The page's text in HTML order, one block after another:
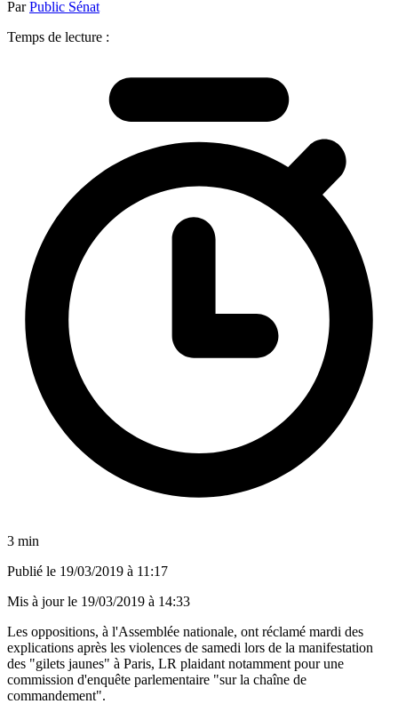
ParPublic Sénat
Temps de lecture :
3 min
Publié le 19/03/2019 à 11:17
Mis à jour le 19/03/2019 à 14:33
Les oppositions, à l'Assemblée nationale, ont réclamé mardi des
explications après les violences de samedi lors de la manifestation
des "gilets jaunes" à Paris, LR plaidant notamment pour une
commission d'enquête parlementaire "sur la chaîne de
commandement".